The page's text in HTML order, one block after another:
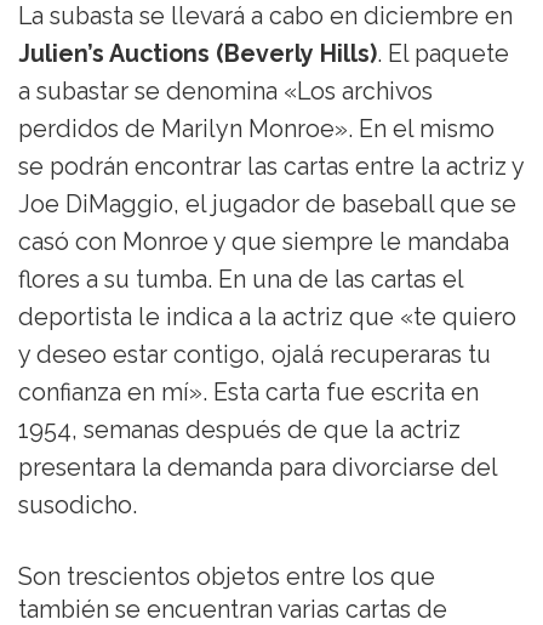
La subasta se llevará a cabo en diciembre en
Julien’s Auctions (Beverly Hills). El paquete
a subastar se denomina «Los archivos
perdidos de Marilyn Monroe». En el mismo
se podrán encontrar las cartas entre la actriz y
Joe DiMaggio, el jugador de baseball que se
casó con Monroe y que siempre le mandaba
flores a su tumba. En una de las cartas el
deportista le indica a la actriz que «te quiero
y deseo estar contigo, ojalá recuperaras tu
confianza en mí». Esta carta fue escrita en
1954, semanas después de que la actriz
presentara la demanda para divorciarse del
susodicho.
Son trescientos objetos entre los que
también se encuentran varias cartas de